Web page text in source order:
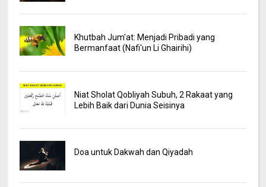
Khutbah Jum'at: Menjadi Pribadi yang
Bermanfaat (Nafi'un Li Ghairihi)
Niat Sholat Qobliyah Subuh, 2 Rakaat yang
Lebih Baik dari Dunia Seisinya
Doa untuk Dakwah dan Qiyadah